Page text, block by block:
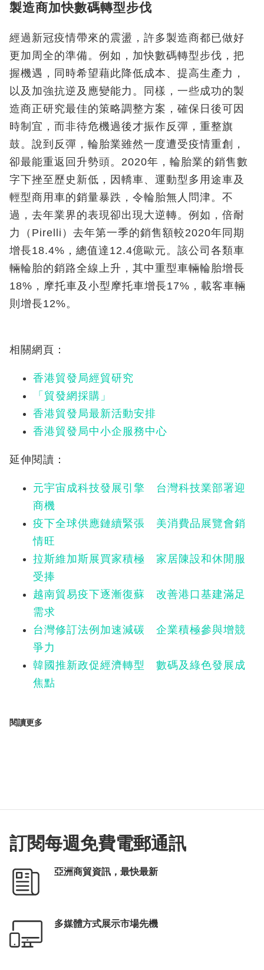
製造商加快數碼轉型步伐
經過新冠疫情帶來的震盪，許多製造商都已做好
更加周全的準備。例如，加快數碼轉型步伐，把
握機遇，同時希望藉此降低成本、提高生產力，
以及加強抗逆及應變能力。同樣，一些成功的製
造商正研究最佳的策略調整方案，確保日後可因
時制宜，而非待危機過後才振作反彈，重整旗
鼓。說到反彈，輪胎業雖然一度遭受疫情重創，
卻最能重返回升勢頭。2020年，輪胎業的銷售數
字下挫至歷史新低，因轎車、運動型多用途車及
輕型商用車的銷量暴跌，令輪胎無人問津。不
過，去年業界的表現卻出現大逆轉。例如，倍耐
力（Pirelli）去年第一季的銷售額較2020年同期
增長18.4%，總值達12.4億歐元。該公司各類車
輛輪胎的銷路全線上升，其中重型車輛輪胎增長
18%，摩托車及小型摩托車增長17%，載客車輛
則增長12%。
相關網頁：
香港貿發局經貿研究
「貿發網採購」
香港貿發局最新活動安排
香港貿發局中小企服務中心
延伸閱讀：
元宇宙成科技發展引擎 台灣科技業部署迎
商機
疫下全球供應鏈續緊張 美消費品展覽會銷
情旺
拉斯維加斯展買家積極 家居陳設和休閒服
受捧
越南貿易疫下逐漸復蘇 改善港口基建滿足
需求
台灣修訂法例加速減碳 企業積極參與增競
爭力
韓國推新政促經濟轉型 數碼及綠色發展成
焦點
閱讀更多
訂閱每週免費電郵通訊
亞洲商貿資訊，最快最新
多媒體方式展示市場先機